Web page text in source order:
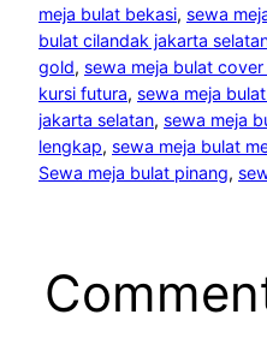
meja bulat bekasi, sewa
bulat cilandak jakarta
gold, sewa meja bulat
kursi futura, sewa meja
jakarta selatan, sewa meja
lengkap, sewa meja bulat
Sewa meja bulat pinang,